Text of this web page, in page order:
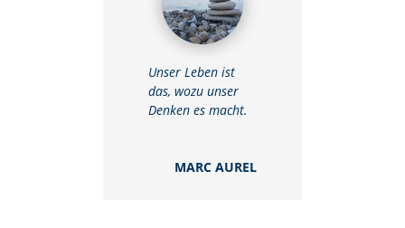
Unser Leben ist
das, wozu unser
Denken es macht.
MARC AUREL